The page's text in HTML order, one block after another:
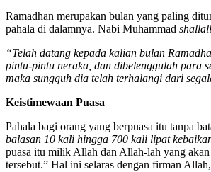
Ramadhan merupakan bulan yang paling
pahala di dalamnya. Nabi Muhammad
“Telah datang kepada kalian bulan
pintu-pintu neraka, dan dibelenggulah para
maka sungguh dia telah terhalangi dari
Keistimewaan Puasa
Pahala bagi orang yang berpuasa itu tanpa
balasan 10 kali hingga 700 kali lipat
puasa itu milik Allah dan Allah-lah yang akan
tersebut.” Hal ini selaras dengan firman Allah,